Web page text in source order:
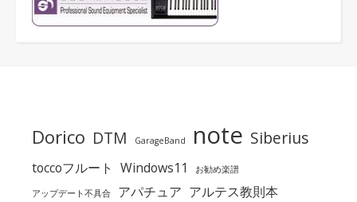
Dorico DTM GarageBand note Siberius
toccoフルート Windows11 お勧め楽譜
アップデート不具合 アパチュア アルテス教則本